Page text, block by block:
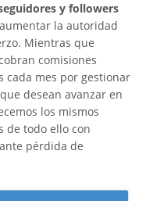
y followers
la autoridad
Mientras que
comisiones
cada mes por gestionar
desean avanzar en
los mismos
de todo ello con
pérdida de